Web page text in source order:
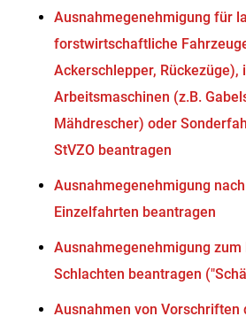
Ausnahmegenehmigung für
forstwirtschaftliche
Ackerschlepper, Rückezüge),
Arbeitsmaschinen (z.B.
Mähdrescher) oder
StVZO beantragen
Ausnahmegenehmigung
Einzelfahrten beantragen
Ausnahmegenehmigung
Schlachten beantragen
Ausnahmen von Vorschriften